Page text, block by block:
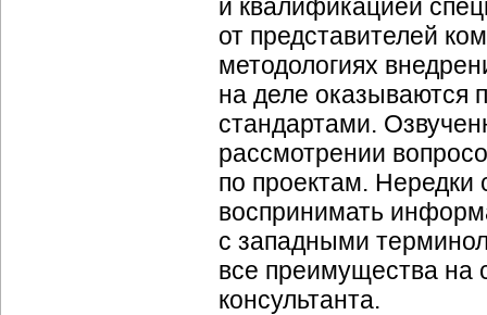
и квалификацией
от представителей
методологиях
на деле оказываются
стандартами.
рассмотрении
по проектам. Нередки
воспринимать
с западными
все преимущества на
консультанта.